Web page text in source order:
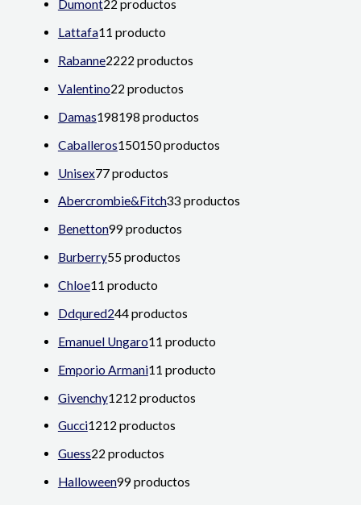
Dumont22 productos
Lattafa11 producto
Rabanne2222 productos
Valentino22 productos
Damas198198 productos
Caballeros150150 productos
Unisex77 productos
Abercrombie&Fitch33 productos
Benetton99 productos
Burberry55 productos
Chloe11 producto
Ddqured244 productos
Emanuel Ungaro11 producto
Emporio Armani11 producto
Givenchy1212 productos
Gucci1212 productos
Guess22 productos
Halloween99 productos